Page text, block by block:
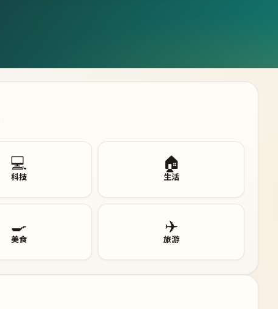
💻
科技
🏠
生活
🍳
美食
✈️
旅游